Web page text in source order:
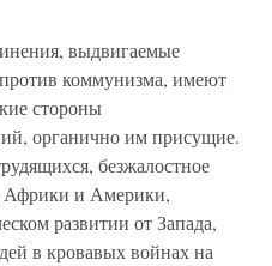
выдвигаемые
коммунизма, имеют
стороны
органично им присущие.
безжалостное
Африки и Америки,
развитии от Запада,
в кровавых войнах на